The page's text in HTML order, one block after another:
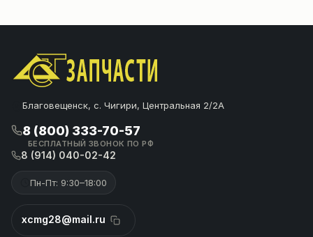
Благовещенск, с. Чигири, Центральная 2/2А
8 (800) 333-70-57
БЕСПЛАТНЫЙ ЗВОНОК ПО РФ
8 (914) 040-02-42
Пн-Пт: 9:30–18:00
xcmg28@mail.ru